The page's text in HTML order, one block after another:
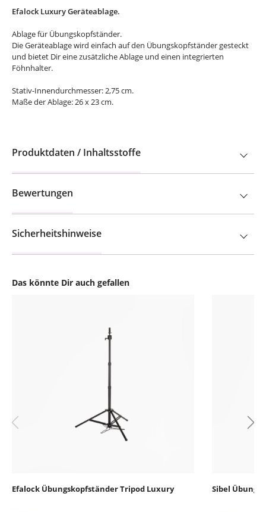
Das könnte Dir auch gefallen
Efalock Übungskopfständer Tripod Luxury Sibel
Efalock Luxury Geräteablage.
Ablage für Übungskopfständer.
Die Geräteablage wird einfach auf den Übungskopfständer gesteckt
und bietet Dir eine zusätzliche Ablage und einen integrierten
Föhnhalter.
Stativ-Innendurchmesser: 2,75 cm.
Maße der Ablage: 26 x 23 cm.
Produktdaten / Inhaltsstoffe
Bewertungen
Sicherheitshinweise